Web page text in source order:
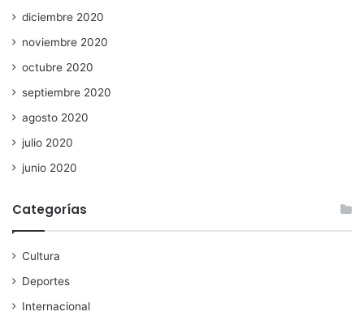
diciembre 2020
noviembre 2020
octubre 2020
septiembre 2020
agosto 2020
julio 2020
junio 2020
Categorías
Cultura
Deportes
Internacional